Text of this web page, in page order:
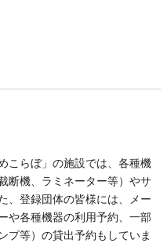
こらぼ」の施設では、各種機
断機、ラミネーター等）やサ
、登録団体の皆様には、メー
や各種機器の利用予約、一部
プ等）の貸出予約もしていま